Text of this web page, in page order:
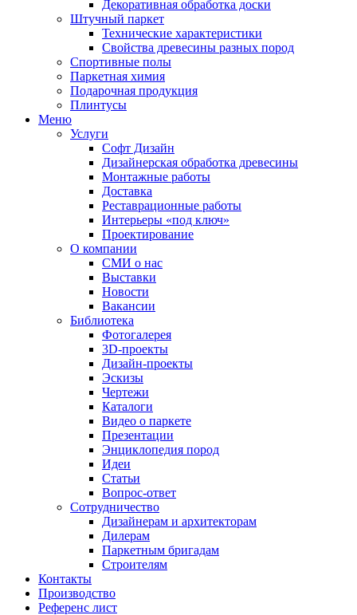
Декоративная обработка доски
Штучный паркет
Технические характеристики
Свойства древесины разных пород
Спортивные полы
Паркетная химия
Подарочная продукция
Плинтусы
Меню
Услуги
Софт Дизайн
Дизайнерская обработка древесины
Монтажные работы
Доставка
Реставрационные работы
Интерьеры «под ключ»
Проектирование
О компании
СМИ о нас
Выставки
Новости
Вакансии
Библиотека
Фотогалерея
3D-проекты
Дизайн-проекты
Эскизы
Чертежи
Каталоги
Видео о паркете
Презентации
Энциклопедия пород
Идеи
Статьи
Вопрос-ответ
Сотрудничество
Дизайнерам и архитекторам
Дилерам
Паркетным бригадам
Строителям
Контакты
Производство
Референс лист